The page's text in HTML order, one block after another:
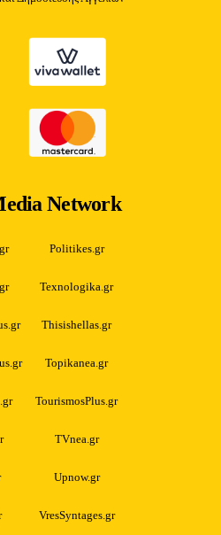
Network
Politikes.gr
Texnologika.gr
Thisishellas.gr
Topikanea.gr
TourismosPlus.gr
TVnea.gr
Upnow.gr
VresSyntages.gr